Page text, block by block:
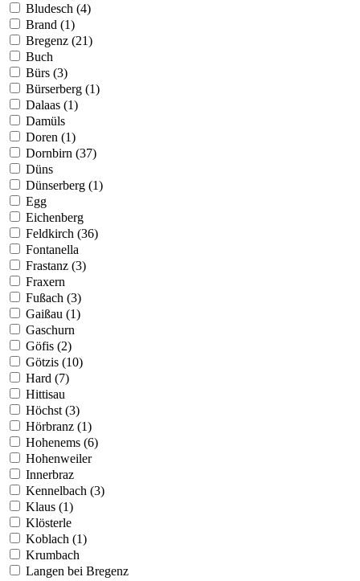
Bludesch (4)
Brand (1)
Bregenz (21)
Buch
Bürs (3)
Bürserberg (1)
Dalaas (1)
Damüls
Doren (1)
Dornbirn (37)
Düns
Dünserberg (1)
Egg
Eichenberg
Feldkirch (36)
Fontanella
Frastanz (3)
Fraxern
Fußach (3)
Gaißau (1)
Gaschurn
Göfis (2)
Götzis (10)
Hard (7)
Hittisau
Höchst (3)
Hörbranz (1)
Hohenems (6)
Hohenweiler
Innerbraz
Kennelbach (3)
Klaus (1)
Klösterle
Koblach (1)
Krumbach
Langen bei Bregenz